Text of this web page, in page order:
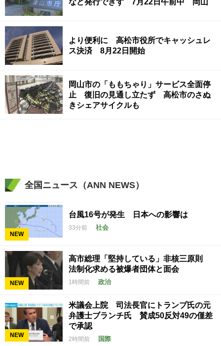
など発行できず 7月22日午前中 岡山
より便利に 高松市役所でキャッシュレ
ス決済 8月22日開始
岡山市の「ももちゃり」サービス全面停
止 復旧の見通し立たず 高松市のさぬ
きシェアサイクルも
全国ニュース（ANN NEWS）
NEW
台風16号が発生 日本への影響は
33分前 社会
NEW
高市総理「堅持している」非核三原則
法制化求める被爆者団体と面会
1時間前 政治
NEW
米議会上院 司法長官にトランプ氏の元
弁護士ブランチ氏 賛成50反対49の僅差
で承認
2時間前 国際